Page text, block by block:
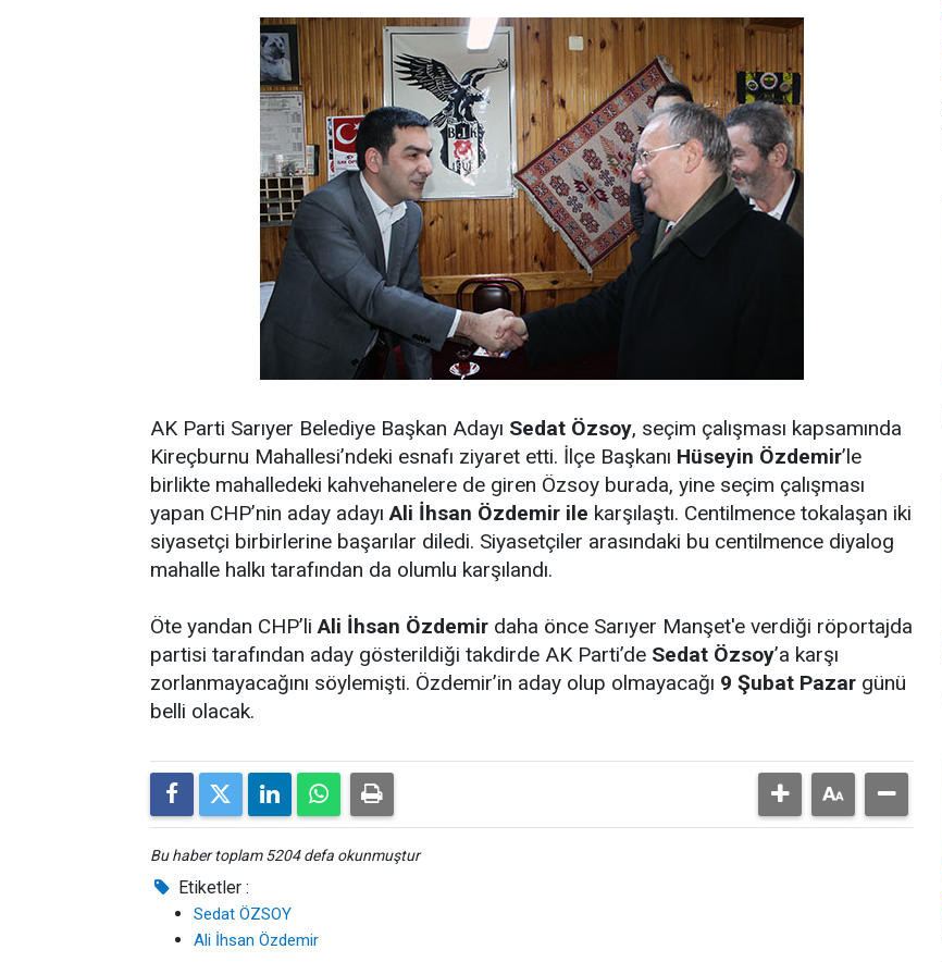
AK Parti Sarıyer Belediye Başkan Adayı Sedat Özsoy, seçim çalışması kapsamında
Kireçburnu Mahallesi’ndeki esnafı ziyaret etti. İlçe Başkanı Hüseyin Özdemir’le
birlikte mahalledeki kahvehanelere de giren Özsoy burada, yine seçim çalışması
yapan CHP’nin aday adayıAli İhsan Özdemir ile karşılaştı. Centilmence tokalaşan iki
siyasetçi birbirlerine başarılar diledi. Siyasetçiler arasındaki bu centilmence diyalog
mahalle halkı tarafından da olumlu karşılandı.
Öte yandan CHP’liAli İhsan Özdemir daha önce Sarıyer Manşet'e verdiği röportajda
partisi tarafından aday gösterildiği takdirde AK Parti’de Sedat Özsoy’a karşı
zorlanmayacağını söylemişti. Özdemir’in aday olup olmayacağı 9 Şubat Pazar günü
belli olacak.
Bu haber toplam 5204 defa okunmuştur
Etiketler :
Sedat ÖZSOY
Ali İhsan Özdemir